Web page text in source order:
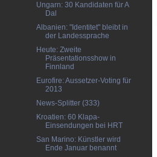
Ungarn: 30 Kandidaten für A
Dal
Albanien: "Identitet" bleibt in
der Landessprache
Heute: Zweite
Präsentationsshow in
Finnland
Eurofire: Aussetzer-Voting für
2013
News-Splitter (333)
Kroatien: 60 Klapa-
Einsendungen bei HRT
San Marino: Künstler wird
Ende Januar benannt